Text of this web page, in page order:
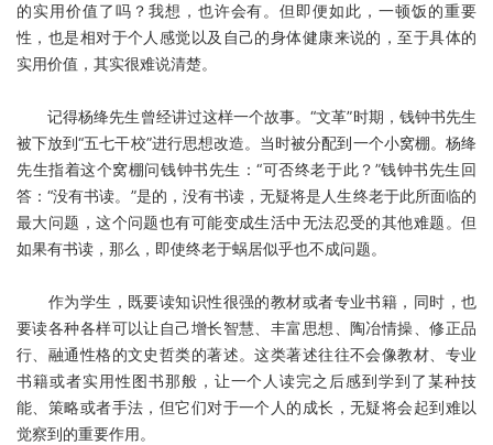
的实用价值了吗？我想，也许会有。但即便如此，一顿饭的重要
性，也是相对于个人感觉以及自己的身体健康来说的，至于具体的
实用价值，其实很难说清楚。
记得杨绛先生曾经讲过这样一个故事。“文革”时期，钱钟书先生
被下放到“五七干校”进行思想改造。当时被分配到一个小窝棚。杨绛
先生指着这个窝棚问钱钟书先生：“可否终老于此？”钱钟书先生回
答：“没有书读。”是的，没有书读，无疑将是人生终老于此所面临的
最大问题，这个问题也有可能变成生活中无法忍受的其他难题。但
如果有书读，那么，即使终老于蜗居似乎也不成问题。
作为学生，既要读知识性很强的教材或者专业书籍，同时，也
要读各种各样可以让自己增长智慧、丰富思想、陶冶情操、修正品
行、融通性格的文史哲类的著述。这类著述往往不会像教材、专业
书籍或者实用性图书那般，让一个人读完之后感到学到了某种技
能、策略或者手法，但它们对于一个人的成长，无疑将会起到难以
觉察到的重要作用。